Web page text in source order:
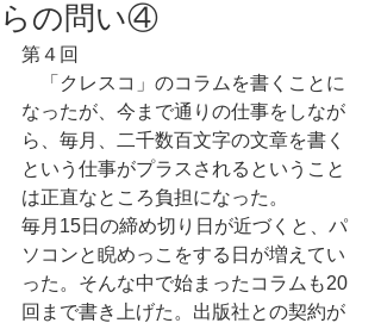
らの問い④
第４回
「クレスコ」のコラムを書くことに
なったが、今まで通りの仕事をしなが
ら、毎月、二千数百文字の文章を書く
という仕事がプラスされるということ
は正直なところ負担になった。
毎月15日の締め切り日が近づくと、パ
ソコンと睨めっこをする日が増えてい
った。そんな中で始まったコラムも20
回まで書き上げた。出版社との契約が